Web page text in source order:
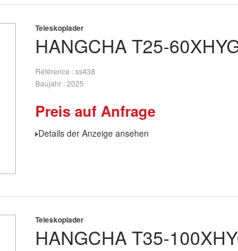
HANGCHAT25-
Teleskoplader
Référence ss438
Baujahr 2025
Preis auf Anfrage
Details der Anzeige ansehen
HANGCHAT35-
Teleskoplader